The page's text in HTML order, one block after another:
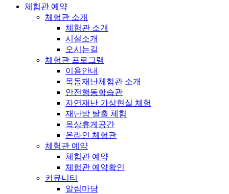
체험관 예약
체험관 소개
체험관 소개
시설소개
오시는길
체험관 프로그램
이용안내
목동재난체험관 소개
안전행동학습관
자연재난 가상현실 체험
재난방 탈출 체험
옥상휴게공간
온라인 체험관
체험관 예약
체험관 예약
체험관 예약확인
커뮤니티
알림마당